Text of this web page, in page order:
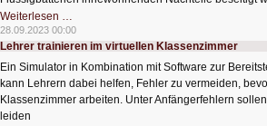
Weiterlesen …
für
den
neuen
Alltag
28.09.2023 00:00
Lehrer trainieren im virtuellen Klassenzimmer
Ein Simulator in Kombination mit Software zur
kann Lehrern dabei helfen, Fehler zu vermeiden,
Klassenzimmer arbeiten. Unter Anfängerfehlern
leiden